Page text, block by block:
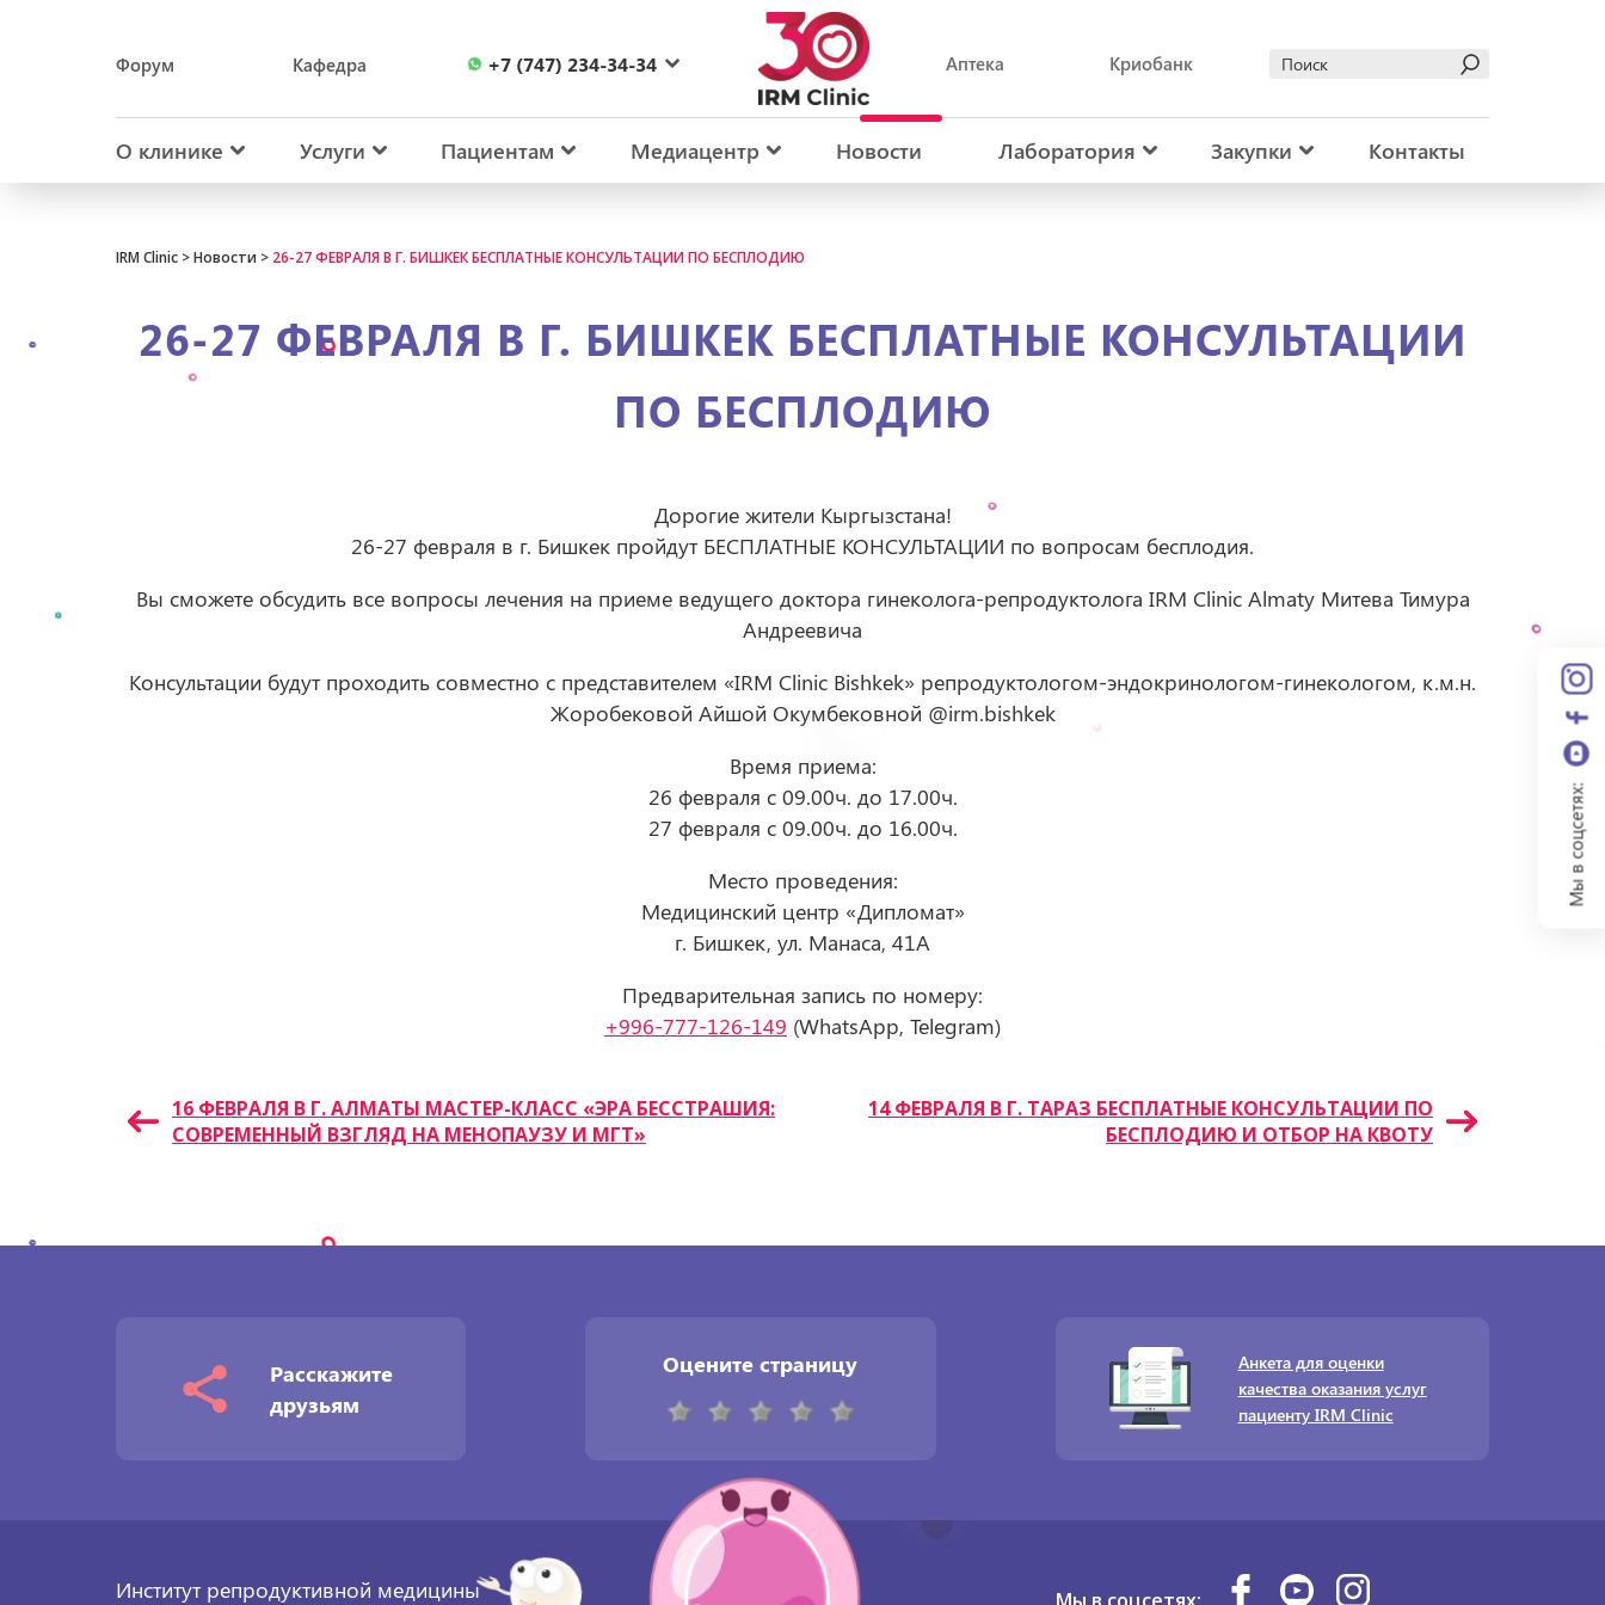
Форум Кафедра
+7 (747) 234-34-34
Аптека Криобанк
О клинике Услуги Пациентам Медиацентр Новости Лаборатория Закупки Контакты
IRM Clinic >Новости > 26-27 ФЕВРАЛЯ В Г. БИШКЕК БЕСПЛАТНЫЕ КОНСУЛЬТАЦИИ ПО БЕСПЛОДИЮ
26-27 ФЕВРАЛЯ В Г. БИШКЕК БЕСПЛАТНЫЕ КОНСУЛЬТАЦИИ
ПО БЕСПЛОДИЮ
Дорогие жители Кыргызстана!
26-27 февраля в г. Бишкек пройдут БЕСПЛАТНЫЕ КОНСУЛЬТАЦИИ по вопросам бесплодия.
Вы сможете обсудить все вопросы лечения на приеме ведущего доктора гинеколога-репродуктолога IRM Clinic Almaty Митева Тимура
Андреевича
Консультации будут проходить совместно с представителем «IRM Clinic Bishkek» репродуктологом-эндокринологом-гинекологом, к.м.н.
Жоробековой Айшой Окумбековной @irm.bishkek
Время приема:
26 февраля с 09.00ч. до 17.00ч.
27 февраля с 09.00ч. до 16.00ч.
Место проведения:
Медицинский центр «Дипломат»
г. Бишкек, ул. Манаса, 41А
Предварительная запись по номеру:
+996-777-126-149 (WhatsApp, Telegram)
Навигация
14 ФЕВРАЛЯ В Г. ТАРАЗ БЕСПЛАТНЫЕ КОНСУЛЬТАЦИИ ПО
БЕСПЛОДИЮ И ОТБОР НА КВОТУ
16 ФЕВРАЛЯ В Г. АЛМАТЫ МАСТЕР-КЛАСС «ЭРА БЕССТРАШИЯ:
СОВРЕМЕННЫЙ ВЗГЛЯД НА МЕНОПАУЗУ И МГТ»
Расскажите
друзьям
Оцените страницу
Анкета для оценки
качества оказания услуг
пациенту IRM Clinic
Институт репродуктивной медицины
Мы в соцсетях: